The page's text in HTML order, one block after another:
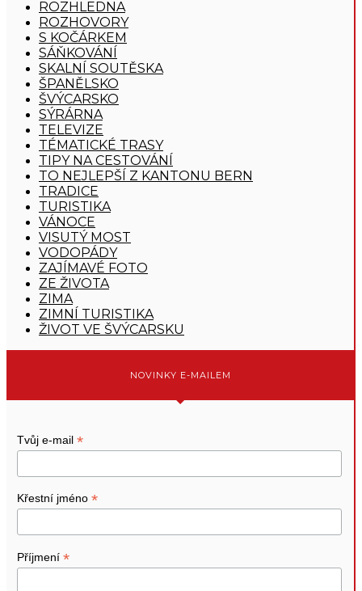
ROZHLEDNA
ROZHOVORY
S KOČÁRKEM
SÁŇKOVÁNÍ
SKALNÍ SOUTĚSKA
ŠPANĚLSKO
ŠVÝCARSKO
SÝRÁRNA
TELEVIZE
TÉMATICKÉ TRASY
TIPY NA CESTOVÁNÍ
TO NEJLEPŠÍ Z KANTONU BERN
TRADICE
TURISTIKA
VÁNOCE
VISUTÝ MOST
VODOPÁDY
ZAJÍMAVÉ FOTO
ZE ŽIVOTA
ZIMA
ZIMNÍ TURISTIKA
ŽIVOT VE ŠVÝCARSKU
NOVINKY E-MAILEM
Tvůj e-mail *
Křestní jméno *
Příjmení *